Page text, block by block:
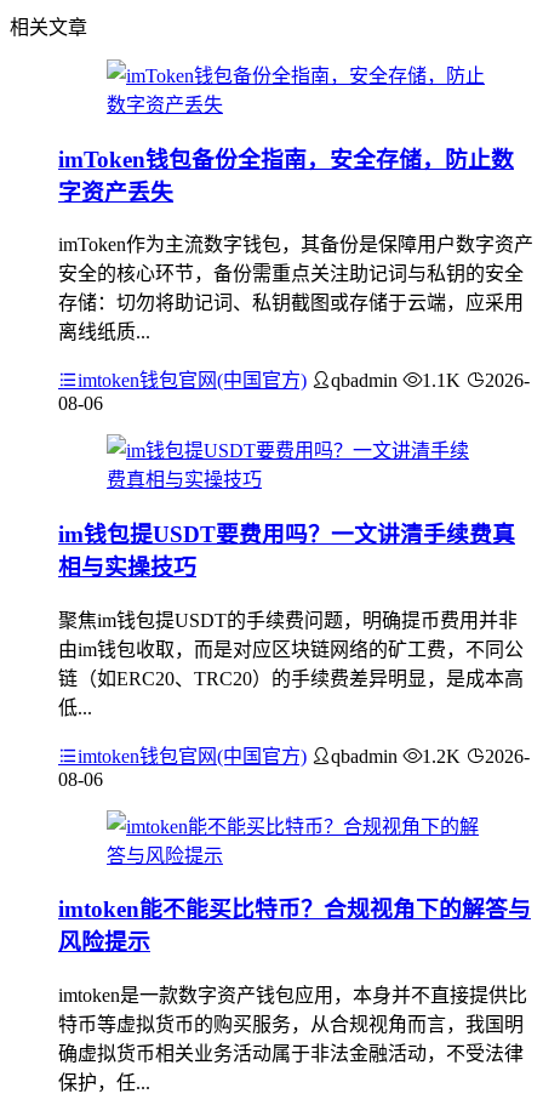
相关文章
imToken钱包备份全指南，安全存储，防止数
字资产丢失
imToken作为主流数字钱包，其备份是保障用户数字资产
安全的核心环节，备份需重点关注助记词与私钥的安全
存储：切勿将助记词、私钥截图或存储于云端，应采用
离线纸质...
imtoken钱包官网(中国官方) qbadmin 1.1K
2026-
08-06
im钱包提USDT要费用吗？一文讲清手续费真
相与实操技巧
聚焦im钱包提USDT的手续费问题，明确提币费用并非
由im钱包收取，而是对应区块链网络的矿工费，不同公
链（如ERC20、TRC20）的手续费差异明显，是成本高
低...
imtoken钱包官网(中国官方) qbadmin 1.2K
2026-
08-06
imtoken能不能买比特币？合规视角下的解答与
风险提示
imtoken是一款数字资产钱包应用，本身并不直接提供比
特币等虚拟货币的购买服务，从合规视角而言，我国明
确虚拟货币相关业务活动属于非法金融活动，不受法律
保护，任...